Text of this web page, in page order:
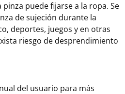
puede fijarse a la ropa. Se
de sujeción durante la
deportes, juegos y en otras
riesgo de desprendimiento
del usuario para más